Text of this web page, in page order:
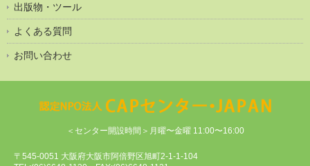
出版物・ツール
よくある質問
お問い合わせ
＜センター開設時間＞月曜〜金曜 11:00〜16:00
〒545-0051 大阪府大阪市阿倍野区旭町2-1-1-104